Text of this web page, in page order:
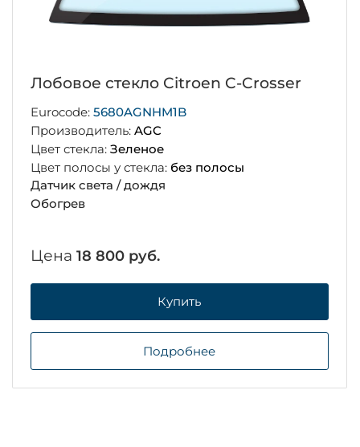
Лобовое стекло Citroen C-Crosser
Eurocode:5680AGNHM1B
Производитель:AGC
Цвет стекла:Зеленое
Цвет полосы у стекла: без полосы
Датчик света / дождя
Обогрев
Цена18 800 руб.
Купить
Подробнее